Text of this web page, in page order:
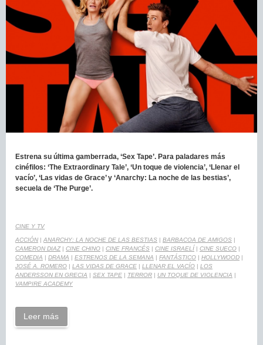
Estrena su última gamberrada, ‘Sex Tape’. Para paladares más
cinéfilos: ‘The Extraordinary Tale’, ‘Un toque de violencia’, ‘Llenar el
vacío’, ‘Las vidas de Grace’ y ‘Anarchy: La noche de las bestias’,
secuela de ‘The Purge’.
CINE Y TV
ACCIÓN | ANARCHY: LA NOCHE DE LAS BESTIAS | BARBACOA DE AMIGOS |
CAMERON DIAZ| CINE CHINO | CINE FRANCÉS | CINE ISRAELÍ | CINE SUECO |
COMEDIA | DRAMA | ESTRENOS DE LA SEMANA | FANTÁSTICO | HOLLYWOOD |
JOSÉ A. ROMERO | LAS VIDAS DE GRACE | LLENAR EL VACÍO | LOS
ANDERSSON EN GRECIA | SEX TAPE | TERROR | UN TOQUE DE VIOLENCIA |
VAMPIRE ACADEMY
Leer más